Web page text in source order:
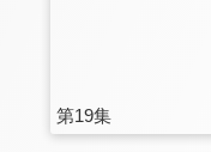
第19集